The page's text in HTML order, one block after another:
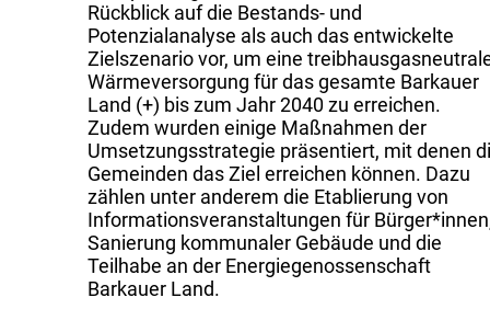
Rückblick auf die Bestands- und
Potenzialanalyse als auch das entwickelte
Zielszenario vor, um eine
Wärme­versorgung für das gesamte Barkauer
Land (+) bis zum Jahr 2040 zu erreichen.
Zudem wurden einige Maßnahmen der
Umsetzungs­strategie präsentiert, mit denen
Gemeinden das Ziel erreichen können. Dazu
zählen unter anderem die Etablierung von
Informations­veranstaltungen für
Sanierung kommunaler Gebäude und die
Teilhabe an der Energie­genossenschaft
Barkauer Land.